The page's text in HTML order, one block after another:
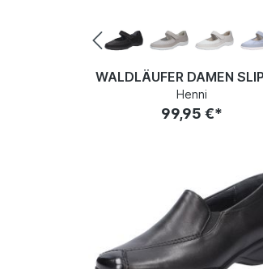
WALDLÄUFER DAMEN
Henni
99,95 €*